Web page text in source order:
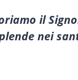
il
nei